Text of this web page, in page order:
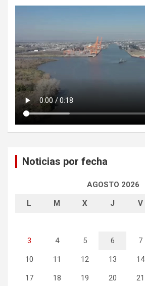
Noticias por fecha
AGOSTO 2026
L M X J V
3 4 5 6 7
10 11 12 13 14
17 18 19 20 21